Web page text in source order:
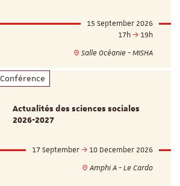
15 September 2026
17h
19h
Salle Océanie - MISHA
Conférence
Actualités des sciences sociales
2026-2027
17 September
10 December 2026
Amphi A - Le Cardo